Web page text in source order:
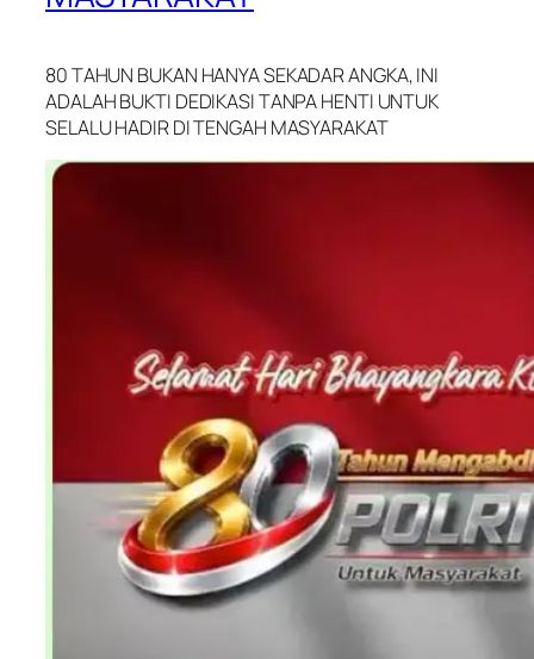
80 TAHUN BUKAN HANYA SEKADAR ANGKA, INI
ADALAH BUKTI DEDIKASI TANPA HENTI UNTUK
SELALU HADIR DI TENGAH MASYARAKAT